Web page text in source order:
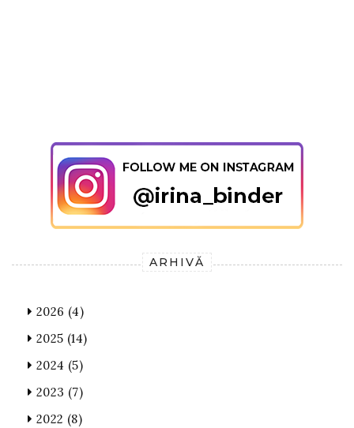
ARHIVĂ
2026 (4)
2025 (14)
2024 (5)
2023 (7)
2022 (8)